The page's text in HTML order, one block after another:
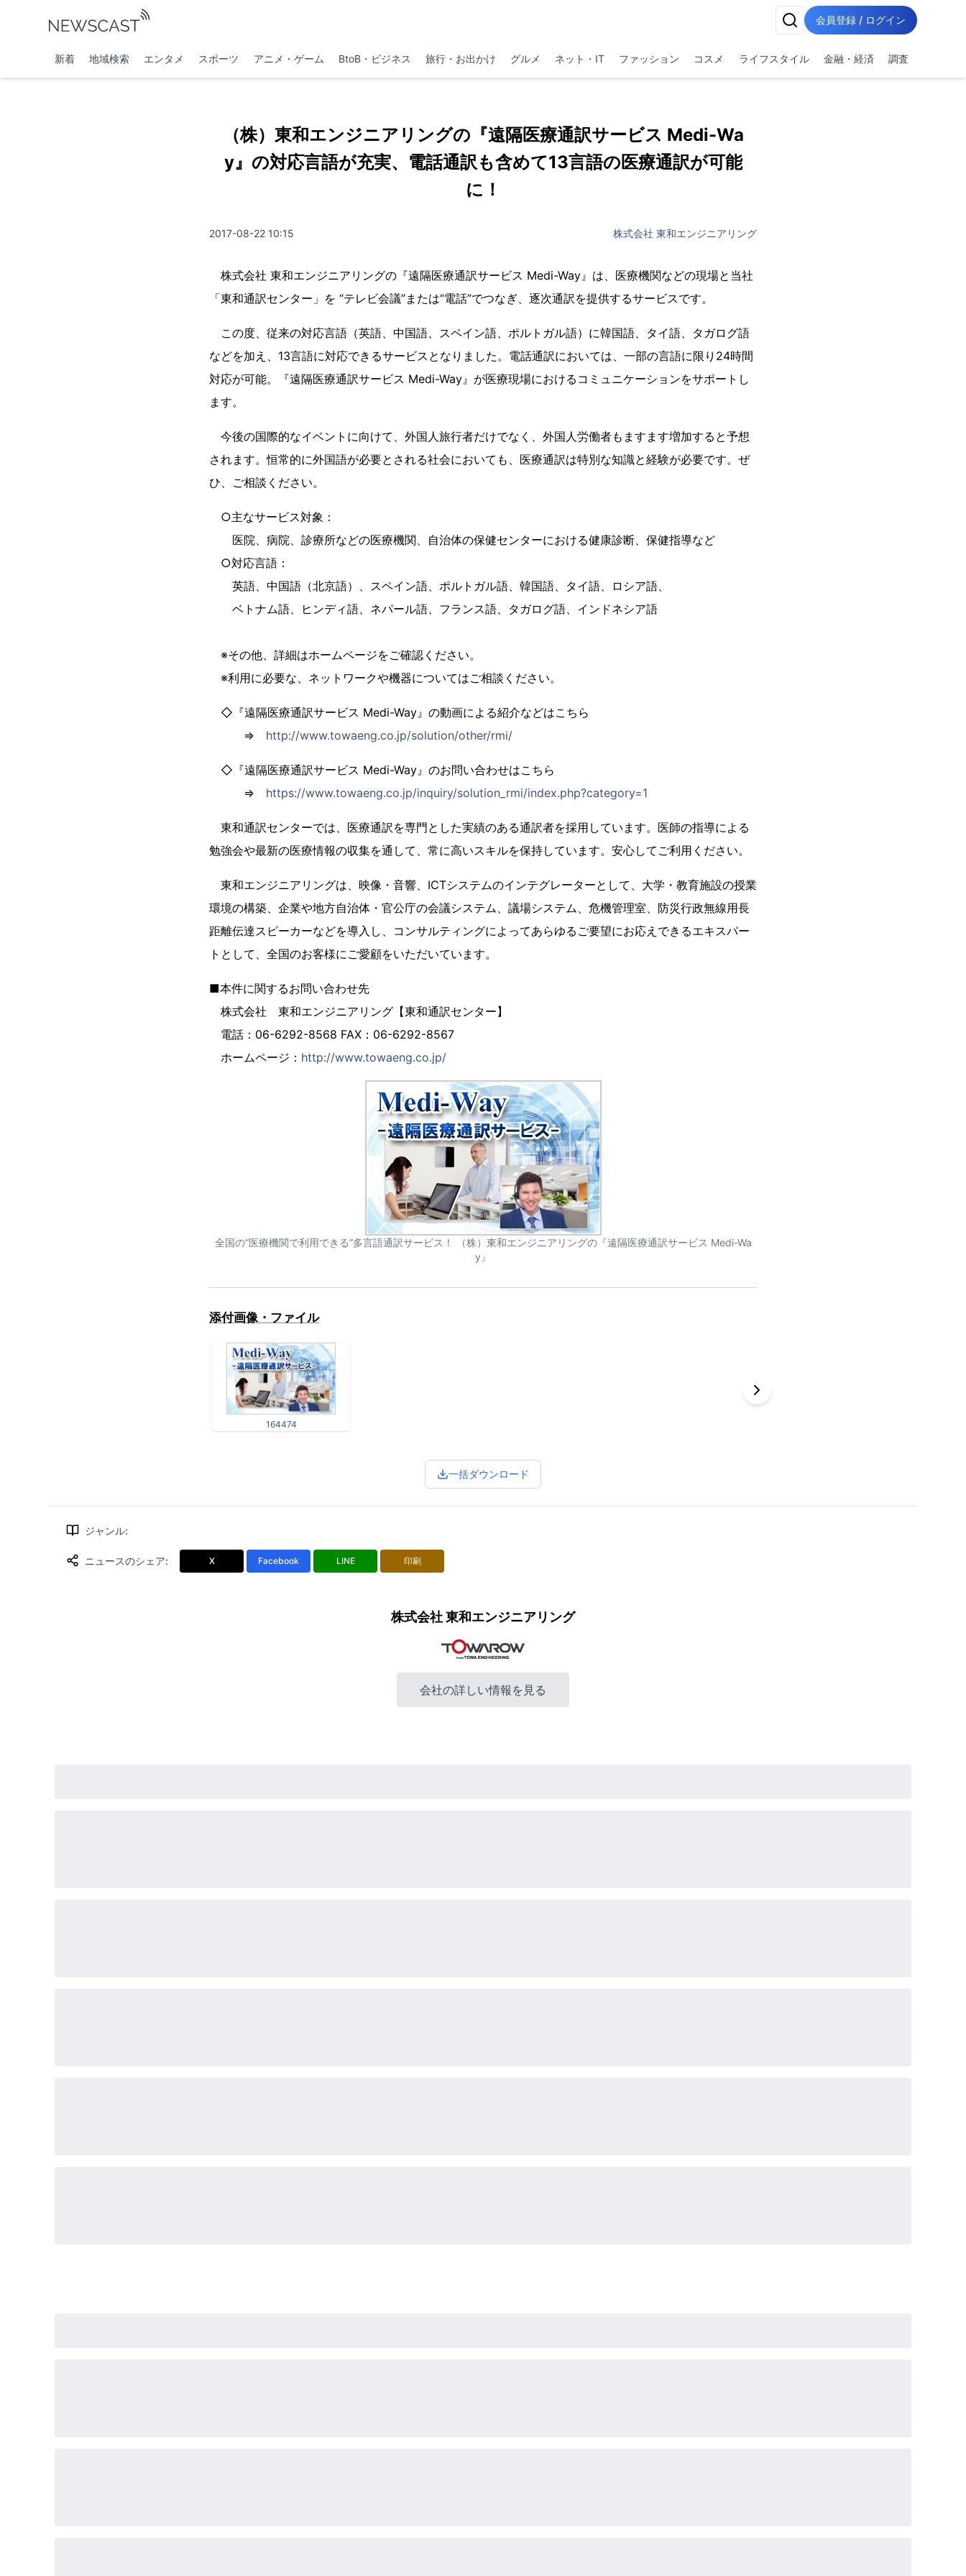
会員登録 / ログイン
新着 地域検索 エンタメ スポーツ アニメ・ゲーム BtoB・ビジネス 旅行・お出かけ グルメ ネット・IT ファッション コスメ ライフスタイル 金融・経済 調査
（株）東和エンジニアリングの『遠隔医療通訳サービス Medi-Wa
y』の対応言語が充実、電話通訳も含めて13言語の医療通訳が可能
に！
2017-08-22 10:15 株式会社 東和エンジニアリング
株式会社 東和エンジニアリングの『遠隔医療通訳サービス Medi-Way』は、医療機関などの現場と当社
「東和通訳センター」を “テレビ会議”または“電話”でつなぎ、逐次通訳を提供するサービスです。
この度、従来の対応言語（英語、中国語、スペイン語、ポルトガル語）に韓国語、タイ語、タガログ語
などを加え、13言語に対応できるサービスとなりました。電話通訳においては、一部の言語に限り24時間
対応が可能。『遠隔医療通訳サービス Medi-Way』が医療現場におけるコミュニケーションをサポートし
ます。
今後の国際的なイベントに向けて、外国人旅行者だけでなく、外国人労働者もますます増加すると予想
されます。恒常的に外国語が必要とされる社会においても、医療通訳は特別な知識と経験が必要です。ぜ
ひ、ご相談ください。
○主なサービス対象：
医院、病院、診療所などの医療機関、自治体の保健センターにおける健康診断、保健指導など
○対応言語：
英語、中国語（北京語）、スペイン語、ポルトガル語、韓国語、タイ語、ロシア語、
ベトナム語、ヒンディ語、ネパール語、フランス語、タガログ語、インドネシア語
※その他、詳細はホームページをご確認ください。
※利用に必要な、ネットワークや機器についてはご相談ください。
◇『遠隔医療通訳サービス Medi-Way』の動画による紹介などはこちら
⇒ http://www.towaeng.co.jp/solution/other/rmi/
◇『遠隔医療通訳サービス Medi-Way』のお問い合わせはこちら
⇒ https://www.towaeng.co.jp/inquiry/solution_rmi/index.php?category=1
東和通訳センターでは、医療通訳を専門とした実績のある通訳者を採用しています。医師の指導による
勉強会や最新の医療情報の収集を通して、常に高いスキルを保持しています。安心してご利用ください。
東和エンジニアリングは、映像・音響、ICTシステムのインテグレーターとして、大学・教育施設の授業
環境の構築、企業や地方自治体・官公庁の会議システム、議場システム、危機管理室、防災行政無線用長
距離伝達スピーカーなどを導入し、コンサルティングによってあらゆるご要望にお応えできるエキスパー
トとして、全国のお客様にご愛顧をいただいています。
■本件に関するお問い合わせ先
株式会社 東和エンジニアリング【東和通訳センター】
電話：06-6292-8568 FAX：06-6292-8567
ホームページ： http://www.towaeng.co.jp/
全国の“医療機関で利用できる”多言語通訳サービス！ （株）東和エンジニアリングの『遠隔医療通訳サービス Medi-Wa
y』
添付画像・ファイル
164474
一括ダウンロード
ジャンル:
ニュースのシェア: X Facebook LINE 印刷
株式会社 東和エンジニアリング
会社の詳しい情報を見る